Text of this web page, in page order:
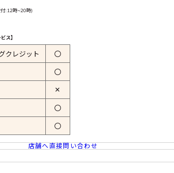
:12時~20時)
ス】
クレジット 〇
〇
✕
〇
〇
店舗へ直接問い合わせ